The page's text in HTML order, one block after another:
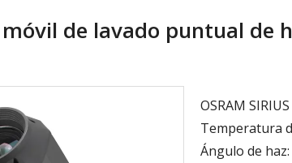
de lavado puntual de
OSRAM
Temperatura
Ángulo de haz: